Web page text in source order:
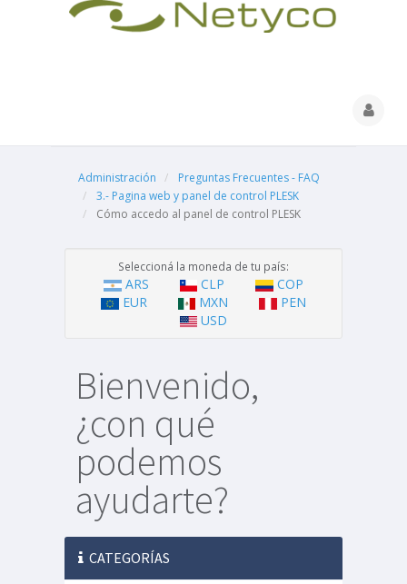
Administración
Preguntas Frecuentes - FAQ
3.- Pagina web y panel de control PLESK
Cómo accedo al panel de control PLESK
Seleccioná la moneda de tu país:
ARS CLP
COP
EUR
MXN
PEN
USD
Bienvenido,
¿con qué
podemos
ayudarte?
CATEGORÍAS